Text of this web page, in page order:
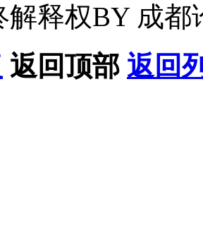
解释权BY 成都
返回顶部 返回